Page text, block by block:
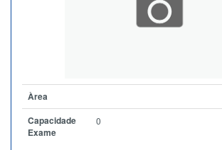
Àrea
Capacidade
Exame
0